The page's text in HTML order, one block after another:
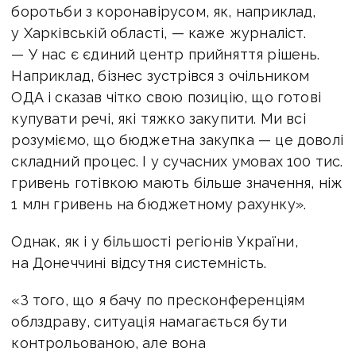
боротьби з коронавірусом, як, наприклад,
у Харківській області, — каже журналіст.
— У нас є єдиний центр прийняття рішень.
Наприклад, бізнес зустрівся з очільником
ОДА і сказав чітко свою позицію, що готові
купувати речі, які тяжко закупити. Ми всі
розуміємо, що бюджетна закупка — це доволі
складний процес. І у сучасних умовах 100 тис.
гривень готівкою мають більше значення, ніж
1 млн гривень на бюджетному рахунку».
Однак, як і у більшості регіонів України,
на Донеччині відсутня системність.
«З того, що я бачу по пресконференціям
облздраву, ситуація намагається бути
контрольованою, але вона